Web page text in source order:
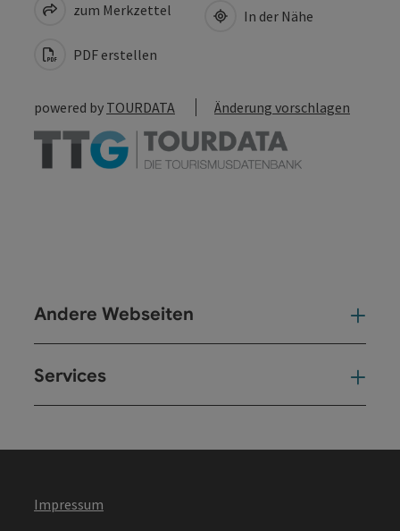
zum Merkzettel
PDF erstellen
In der Nähe
powered by TOURDATA Änderung vorschlagen
Andere Webseiten
Services
Impressum